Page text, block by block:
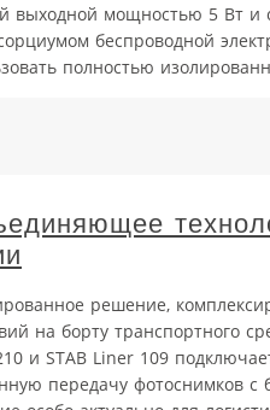
выходной мощностью 5 Вт
беспроводной
полностью
решение,
на борту транспортного
и STAB Liner 109
передачу фотоснимков с